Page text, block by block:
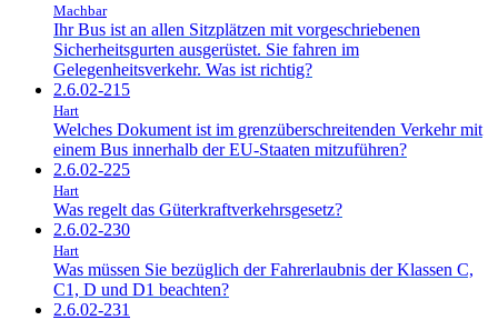
Machbar
Ihr Bus ist an allen Sitzplätzen mit vorgeschriebenen
Sicherheitsgurten ausgerüstet. Sie fahren im
Gelegenheitsverkehr. Was ist richtig?
2.6.02-215
Hart
Welches Dokument ist im grenzüberschreitenden Verkehr mit
einem Bus innerhalb der EU-Staaten mitzuführen?
2.6.02-225
Hart
Was regelt das Güterkraftverkehrsgesetz?
2.6.02-230
Hart
Was müssen Sie bezüglich der Fahrerlaubnis der Klassen C,
C1, D und D1 beachten?
2.6.02-231